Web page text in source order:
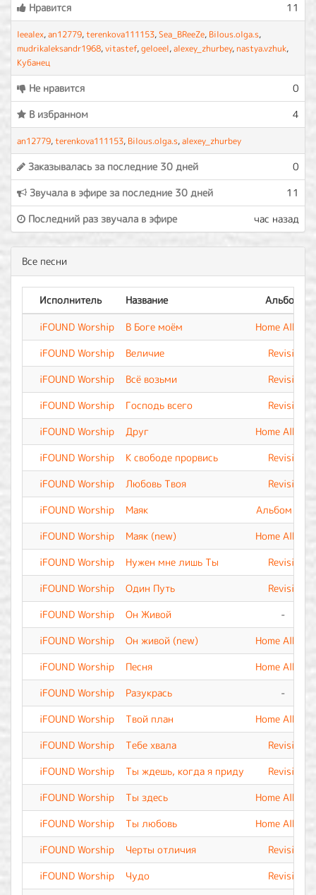
Нравится 11
leealex,an12779,terenkova111153,Sea_BReeZe, Bilous.olga.s,
mudrikaleksandr1968,vitastef,geloeel,alexey_zhurbey, nastya.vzhuk,
Кубанец
Не нравится
0
В избранном
4
an12779,terenkova111153, Bilous.olga.s,alexey_zhurbey
Заказывалась за последние 30 дней
0
Звучала в эфире за последние 30 дней
11
Последний раз звучала в эфире
час назад
Все песни
Исполнитель Название
Альбом
iFOUND Worship
В Боге моём
Home Album
iFOUND Worship
Величие
Revisit
iFOUND Worship
Всё возьми
Revisit
iFOUND Worship
Господь всего
Revisit
iFOUND Worship
Друг
Home Album
iFOUND Worship
К свободе прорвись
Revisit
iFOUND Worship
Любовь Твоя
Revisit
iFOUND Worship
Маяк
Альбом №1
iFOUND Worship
Маяк (new)
Home Album
iFOUND Worship
Нужен мне лишь Ты
Revisit
iFOUND Worship
Один Путь
Revisit
iFOUND Worship
Он Живой
-
iFOUND Worship
Он живой (new)
Home Album
iFOUND Worship
Песня
Home Album
iFOUND Worship
Разукрась
-
iFOUND Worship
Твой план
Home Album
iFOUND Worship
Тебе хвала
Revisit
iFOUND Worship
Ты ждешь, когда я приду
Revisit
iFOUND Worship
Ты здесь
Home Album
iFOUND Worship
Ты любовь
Home Album
iFOUND Worship
Черты отличия
Revisit
iFOUND Worship
Чудо Revisit